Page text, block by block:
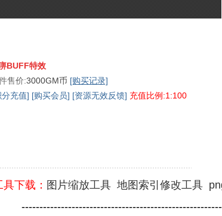
BUFF特效
售价:3000GM币 [购买记录]
分充值] [购买会员] [资源无效反馈] 充值比例:1:100
下载： 图片缩放工具 地图索引修改工具